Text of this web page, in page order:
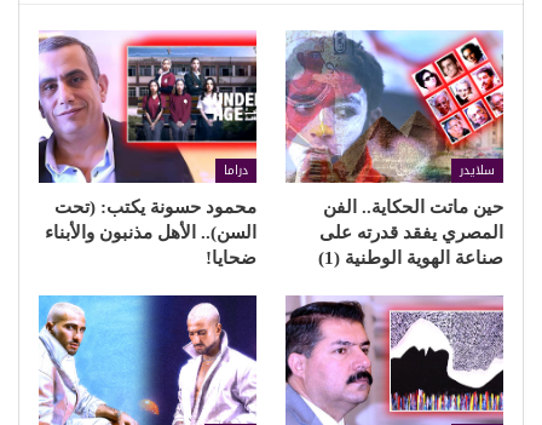
سلايدر
حين ماتت الحكاية.. الفن
المصري يفقد قدرته على
صناعة الهوية الوطنية (1)
دراما
محمود حسونة يكتب: (تحت
السن).. الأهل مذنبون والأبناء
ضحايا!